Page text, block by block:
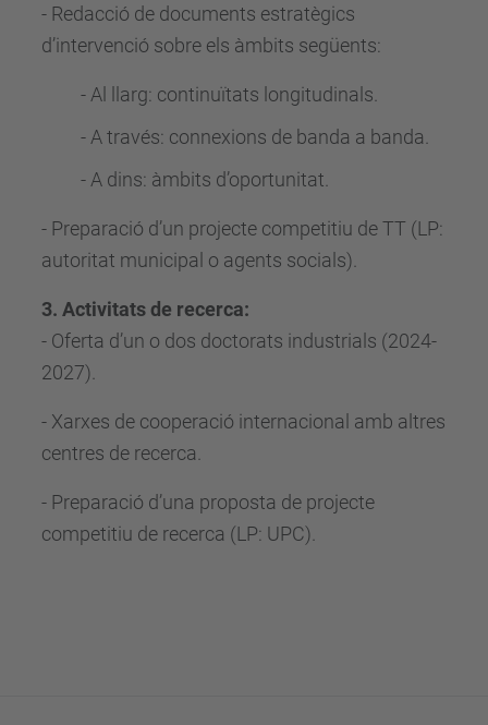
- Redacció de documents estratègics
d’intervenció sobre els àmbits següents:
- Al llarg: continuïtats longitudinals.
- A través: connexions de banda a banda.
- A dins: àmbits d’oportunitat.
- Preparació d’un projecte competitiu de TT (LP:
autoritat municipal o agents socials).
3. Activitats de recerca:
- Oferta d’un o dos doctorats industrials (2024-
2027).
- Xarxes de cooperació internacional amb altres
centres de recerca.
- Preparació d’una proposta de projecte
competitiu de recerca (LP: UPC).